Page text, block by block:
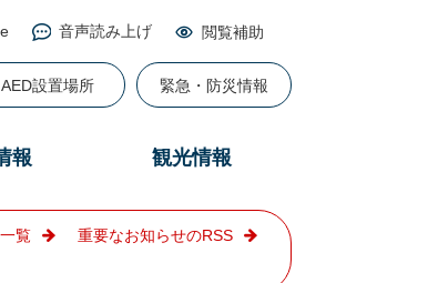
音声読み上げ 閲覧補助
AED設置場所 緊急・防災情報
報 観光情報
覧 重要なお知らせのRSS